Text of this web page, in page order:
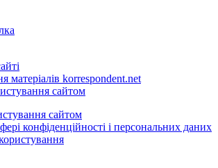
матеріалів korrespondent.net
сайтом
сайтом
конфіденційності і персональних даних